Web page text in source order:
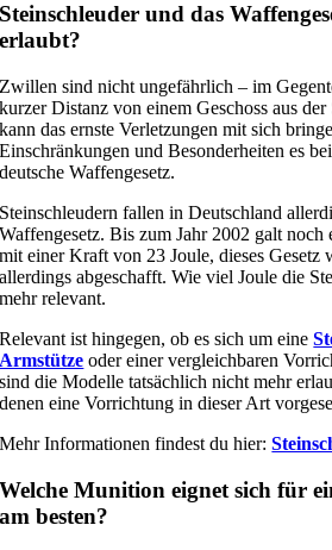
Steinschleuder und das
erlaubt?
Zwillen sind nicht ungefährlich – im
kurzer Distanz von einem Geschoss aus
kann das ernste Verletzungen mit sich
Einschränkungen und Besonderheiten es
deutsche Waffengesetz.
Steinschleudern fallen in Deutschland
Waffengesetz. Bis zum Jahr 2002 galt
mit einer Kraft von 23 Joule, dieses Gesetz
allerdings abgeschafft. Wie viel Joule die
mehr relevant.
Relevant ist hingegen, ob es sich um eine
Armstütze oder einer vergleichbaren
sind die Modelle tatsächlich nicht mehr
denen eine Vorrichtung in dieser Art
Mehr Informationen findest du hier:
Welche Munition eignet sich für
am besten?